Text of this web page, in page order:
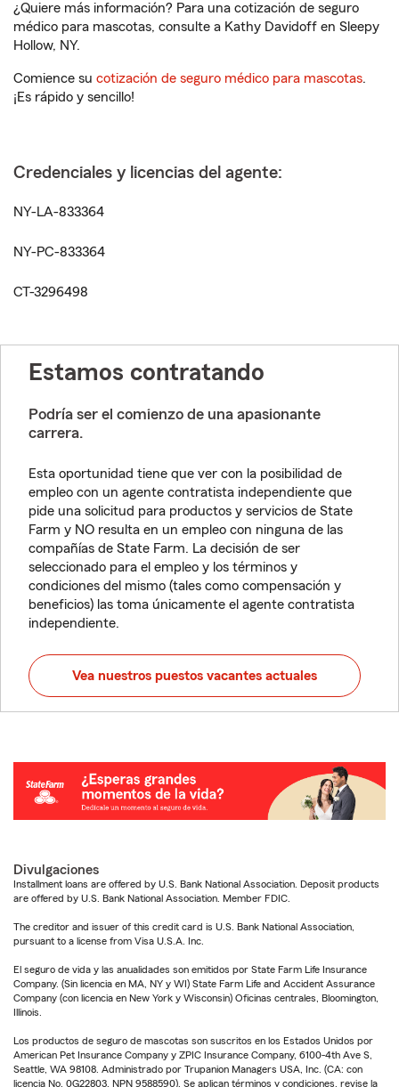
¿Quiere más información? Para una cotización de seguro
médico para mascotas, consulte a Kathy Davidoff en Sleepy
Hollow, NY.
Comience su cotización de seguro médico para mascotas.
¡Es rápido y sencillo!
Credenciales y licencias del agente:
NY-LA-833364
NY-PC-833364
CT-3296498
Estamos contratando
Podría ser el comienzo de una apasionante
carrera.
Esta oportunidad tiene que ver con la posibilidad de
empleo con un agente contratista independiente que
pide una solicitud para productos y servicios de State
Farm y NO resulta en un empleo con ninguna de las
compañías de State Farm. La decisión de ser
seleccionado para el empleo y los términos y
condiciones del mismo (tales como compensación y
beneficios) las toma únicamente el agente contratista
independiente.
Vea nuestros puestos vacantes actuales
Divulgaciones
Installment loans are offered by U.S. Bank National Association. Deposit products
are offered by U.S. Bank National Association. Member FDIC.
The creditor and issuer of this credit card is U.S. Bank National Association,
pursuant to a license from Visa U.S.A. Inc.
El seguro de vida y las anualidades son emitidos por State Farm Life Insurance
Company. (Sin licencia en MA, NY y WI) State Farm Life and Accident Assurance
Company (con licencia en New York y Wisconsin) Oficinas centrales, Bloomington,
Illinois.
Los productos de seguro de mascotas son suscritos en los Estados Unidos por
American Pet Insurance Company y ZPIC Insurance Company, 6100-4th Ave S,
Seattle, WA 98108. Administrado por Trupanion Managers USA, Inc. (CA: con
licencia No. 0G22803, NPN 9588590). Se aplican términos y condiciones, revise la